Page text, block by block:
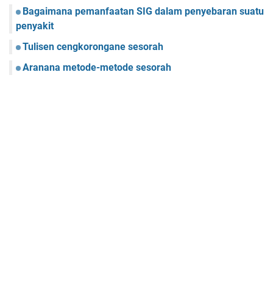
Bagaimana pemanfaatan SIG dalam penyebaran suatu
penyakit
Tulisen cengkorongane sesorah
Aranana metode-metode sesorah